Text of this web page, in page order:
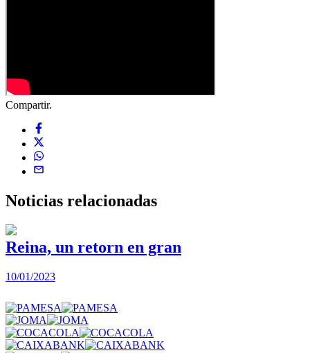
Compartir.
Noticias relacionadas
Reina, un retorn en gran
10/01/2023